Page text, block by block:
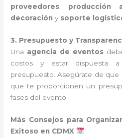
proveedores, producción
decoración y soporte
3. Presupuesto y
Una agencia de eventos
costos y estar dispuesta
presupuesto. Asegúrate de que
que te proporcionen un
fases del evento.
Más Consejos para
Exitoso en CDMX